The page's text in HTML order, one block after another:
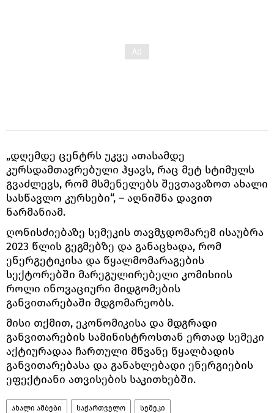
„დღემდე ცენტრს უკვე ათასამდე
კურსდამთავრებული ჰყავს, რაც მეტ სტიმულს
გვაძლევს, რომ მსმენელებს შევთავაზოთ ახალი
სასწავლო კურსები“, – აღნიშნა დავით
ნარმანიამ.
ღონისძიებაზე სემეკის თავმჯდომარემ ისაუბრა
2023 წლის გეგმებზე და განაცხადა, რომ
ენერგეტიკისა და წყალმომარაგების
სექტორებში მარეგულირებელი კომისიის
როლი ინოვაციური მიდგომების
განვითარებაში მდგომარეობს.
მისი თქმით, ეკონომიკისა და მდგრადი
განვითარების სამინისტროსთან ერთად სემეკი
აქტიურადაა ჩართული მწვანე წყალბადის
განვითარებასა და განახლებადი ენერგიების
ეფექტიანი ათვისების საკითხებში.
ახალი ამბები საქართველო სემეკი